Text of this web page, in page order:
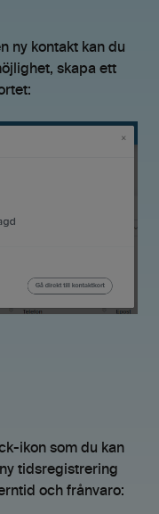
ny kontakt kan du
skapa ett
ikon som du kan
tidsregistrering
och frånvaro: